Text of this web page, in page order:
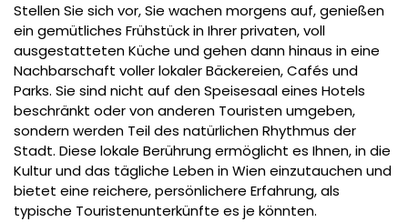
Stellen Sie sich vor, Sie wachen morgens auf, genießen
ein gemütliches Frühstück in Ihrer privaten, voll
ausgestatteten Küche und gehen dann hinaus in eine
Nachbarschaft voller lokaler Bäckereien, Cafés und
Parks. Sie sind nicht auf den Speisesaal eines Hotels
beschränkt oder von anderen Touristen umgeben,
sondern werden Teil des natürlichen Rhythmus der
Stadt. Diese lokale Berührung ermöglicht es Ihnen, in die
Kultur und das tägliche Leben in Wien einzutauchen und
bietet eine reichere, persönlichere Erfahrung, als
typische Touristenunterkünfte es je könnten.